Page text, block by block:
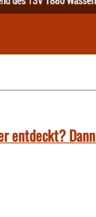
entdeckt?